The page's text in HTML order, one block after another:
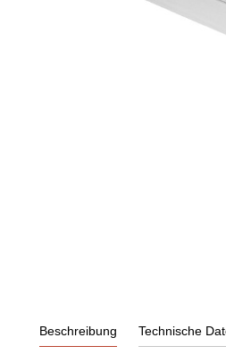
Beschreibung Technische